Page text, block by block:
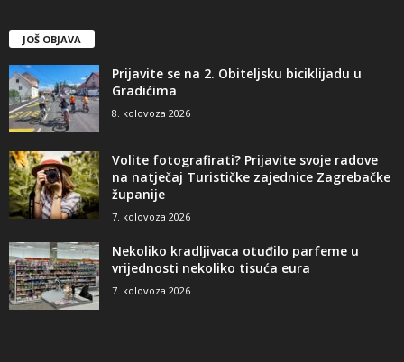
JOŠ OBJAVA
Prijavite se na 2. Obiteljsku biciklijadu u
Gradićima
8. kolovoza 2026
Volite fotografirati? Prijavite svoje radove
na natječaj Turističke zajednice Zagrebačke
županije
7. kolovoza 2026
Nekoliko kradljivaca otuđilo parfeme u
vrijednosti nekoliko tisuća eura
7. kolovoza 2026